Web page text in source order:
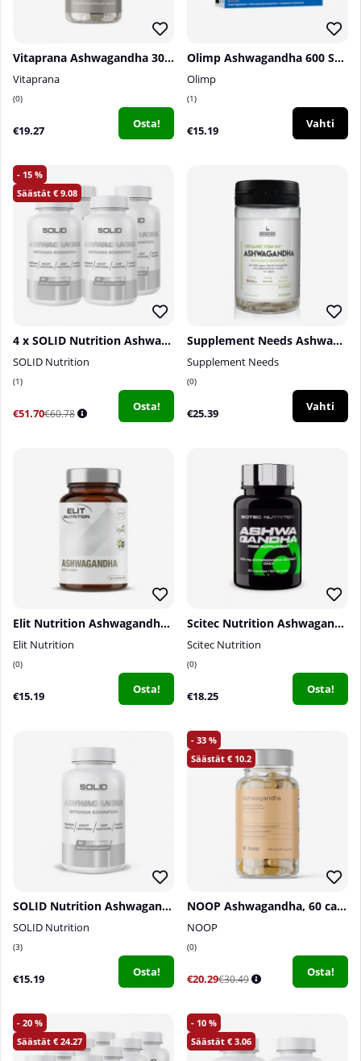
Vitaprana Ashwagandha 300 mg, 80 caps
Vitaprana
0
€19.27 Osta!
Olimp Ashwagandha 600 Sport, 60 caps
Olimp
1
€15.19 Vahti
15
9.08
4 x SOLID Nutrition Ashwagandha, 60 caps
SOLID Nutrition
1
€51.70€60.78
Osta!
Supplement Needs Ashwagandha Organic KSM-66, 60 caps
Supplement Needs
0
€25.39 Vahti
Elit Nutrition Ashwagandha, 60 caps
Elit Nutrition
0
€15.19 Osta!
Scitec Nutrition Ashwagandha, 60 caps
Scitec Nutrition
0
€18.25 Osta!
SOLID Nutrition Ashwagandha, 60 caps
SOLID Nutrition
3
€15.19 Osta!
33
10.2
NOOP Ashwagandha, 60 caps
NOOP
0
€20.29€30.49
Osta!
20
24.27
10
3.06